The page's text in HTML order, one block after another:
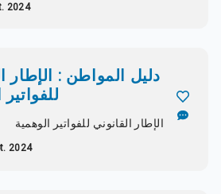
2024
دليل المواطن : الإطار
الإطار القانوني للفواتير الوهمية
2024